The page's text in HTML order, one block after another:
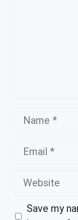
Name
Email
Website
Save my